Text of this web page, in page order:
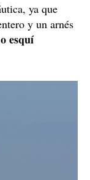
ya que
y un arnés
esquí